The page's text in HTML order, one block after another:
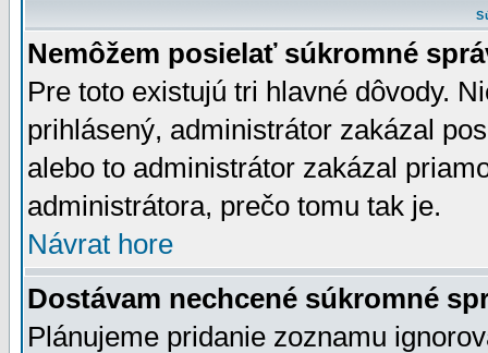
Nemôžem posielať súkromné
Pre toto existujú tri hlavné dôvody.
prihlásený, administrátor zakázal
alebo to administrátor zakázal
administrátora, prečo tomu tak je.
Návrat hore
Dostávam nechcené súkromné
Plánujeme pridanie zoznamu